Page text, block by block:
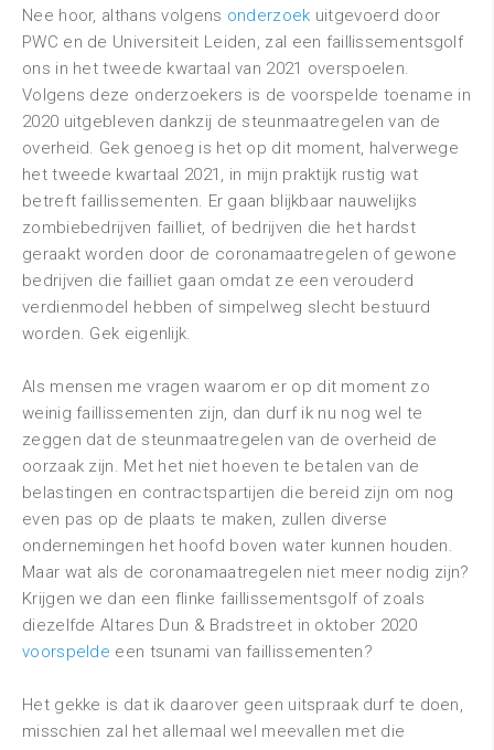
Nee hoor, althans volgens onderzoek uitgevoerd door
PWC en de Universiteit Leiden, zal een faillissementsgolf
ons in het tweede kwartaal van 2021 overspoelen.
Volgens deze onderzoekers is de voorspelde toename in
2020 uitgebleven dankzij de steunmaatregelen van de
overheid. Gek genoeg is het op dit moment, halverwege
het tweede kwartaal 2021, in mijn praktijk rustig wat
betreft faillissementen. Er gaan blijkbaar nauwelijks
zombiebedrijven failliet, of bedrijven die het hardst
geraakt worden door de coronamaatregelen of gewone
bedrijven die failliet gaan omdat ze een verouderd
verdienmodel hebben of simpelweg slecht bestuurd
worden. Gek eigenlijk.
Als mensen me vragen waarom er op dit moment zo
weinig faillissementen zijn, dan durf ik nu nog wel te
zeggen dat de steunmaatregelen van de overheid de
oorzaak zijn. Met het niet hoeven te betalen van de
belastingen en contractspartijen die bereid zijn om nog
even pas op de plaats te maken, zullen diverse
ondernemingen het hoofd boven water kunnen houden.
Maar wat als de coronamaatregelen niet meer nodig zijn?
Krijgen we dan een flinke faillissementsgolf of zoals
diezelfde Altares Dun & Bradstreet in oktober 2020
voorspelde een tsunami van faillissementen?
Het gekke is dat ik daarover geen uitspraak durf te doen,
misschien zal het allemaal wel meevallen met die